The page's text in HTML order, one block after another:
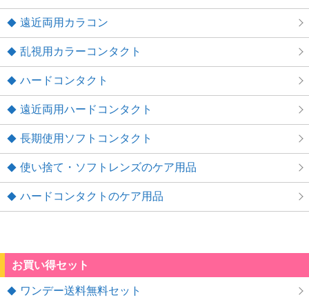
遠近両用カラコン
乱視用カラーコンタクト
ハードコンタクト
遠近両用ハードコンタクト
長期使用ソフトコンタクト
使い捨て・ソフトレンズのケア用品
ハードコンタクトのケア用品
お買い得セット
ワンデー送料無料セット